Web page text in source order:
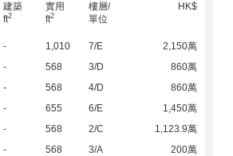
建築
ft2
實用
ft2
樓層/
單位
HK$
- 1,010 7/E
2,150萬
- 568 3/D
860萬
- 568 4/D
860萬
- 655 6/E
1,450萬
- 568 2/C
1,123.9萬
- 568 3/A
200萬